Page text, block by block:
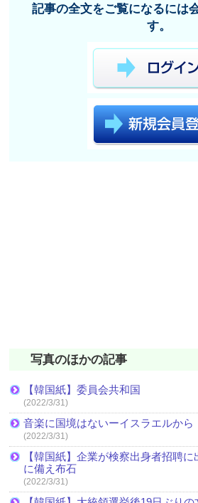
記事の全文をご覧になるには
す。
写真のほかの記事
【韓国紙】委員会共和国
(2022/3/31)
音楽に国境はないーイスラエルから
(2022/3/31)
【韓国紙】企業が検察出身者招聘
に備え布石
(2022/3/31)